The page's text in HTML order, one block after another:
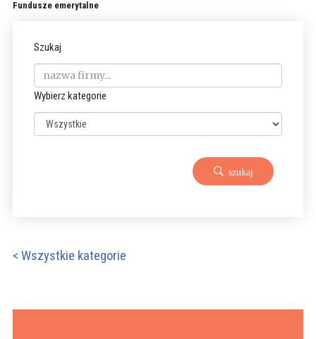
Fundusze emerytalne
Szukaj
Wybierz kategorie
szukaj
< Wszystkie kategorie